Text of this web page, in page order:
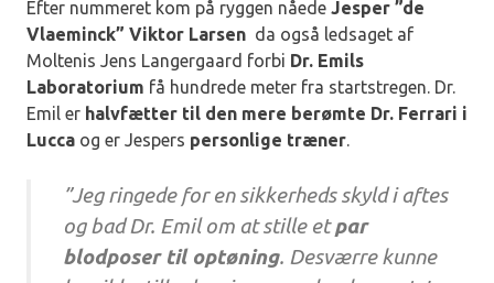
Efter nummeret kom på ryggen nåede Jesper ”de
Vlaeminck” Viktor Larsen da også ledsaget af
Moltenis Jens Langergaard forbi Dr. Emils
Laboratorium få hundrede meter fra startstregen. Dr.
Emil er halvfætter til den mere berømte Dr. Ferrari i
Lucca og er Jespers personlige træner
”Jeg ringede for en sikkerheds skyld i aftes
og bad Dr. Emil om at stille etpar
blodposer til optøning. Desværre kunne